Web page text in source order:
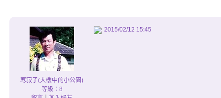
寒寂子(大樓中的小公園)
等級：8
2015/02/12 15:45